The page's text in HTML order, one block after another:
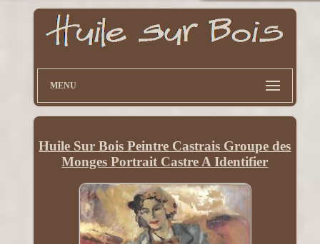
MENU
Huile Sur Bois Peintre Castrais Groupe des
Monges Portrait Castre A Identifier